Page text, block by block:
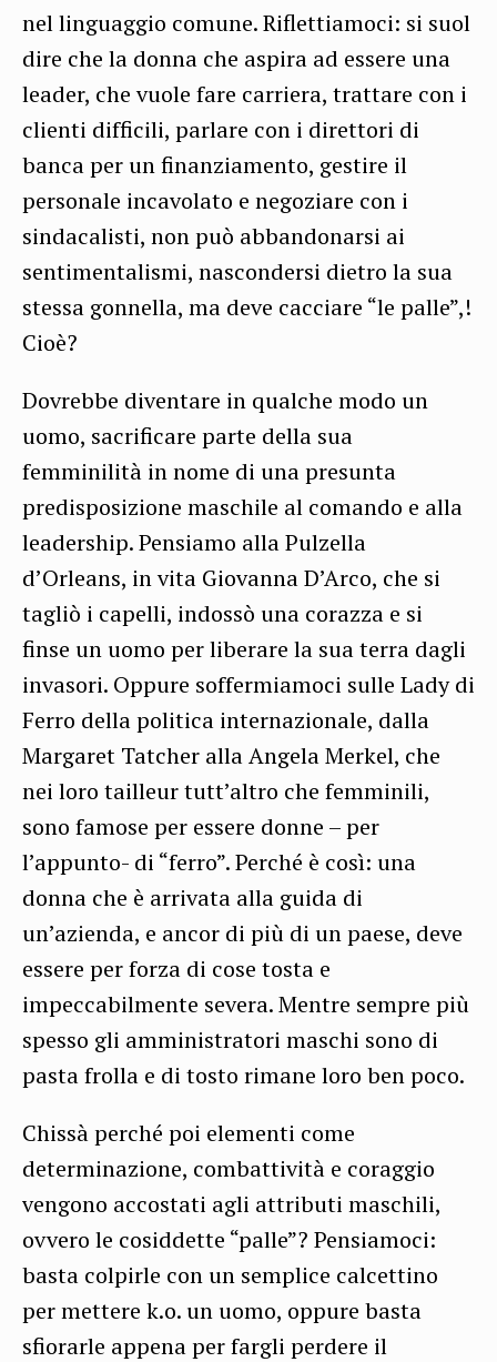
nel linguaggio comune. Riflettiamoci: si suol
dire che la donna che aspira ad essere una
leader, che vuole fare carriera, trattare con i
clienti difficili, parlare con i direttori di
banca per un finanziamento, gestire il
personale incavolato e negoziare con i
sindacalisti, non può abbandonarsi ai
sentimentalismi, nascondersi dietro la sua
stessa gonnella, ma deve cacciare “le palle”,!
Cioè?
Dovrebbe diventare in qualche modo un
uomo, sacrificare parte della sua
femminilità in nome di una presunta
predisposizione maschile al comando e alla
leadership. Pensiamo alla Pulzella
d’Orleans, in vita Giovanna D’Arco, che si
tagliò i capelli, indossò una corazza e si
finse un uomo per liberare la sua terra dagli
invasori. Oppure soffermiamoci sulle Lady di
Ferro della politica internazionale, dalla
Margaret Tatcher alla Angela Merkel, che
nei loro tailleur tutt’altro che femminili,
sono famose per essere donne – per
l’appunto- di “ferro”. Perché è così: una
donna che è arrivata alla guida di
un’azienda, e ancor di più di un paese, deve
essere per forza di cose tosta e
impeccabilmente severa. Mentre sempre più
spesso gli amministratori maschi sono di
pasta frolla e di tosto rimane loro ben poco.
Chissà perché poi elementi come
determinazione, combattività e coraggio
vengono accostati agli attributi maschili,
ovvero le cosiddette “palle”? Pensiamoci:
basta colpirle con un semplice calcettino
per mettere k.o. un uomo, oppure basta
sfiorarle appena per fargli perdere il